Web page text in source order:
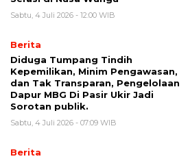
Sabtu, 4 Juli 2026 - 12:00 WIB
Berita
Diduga Tumpang Tindih
Kepemilikan, Minim Pengawasan,
dan Tak Transparan, Pengelolaan
Dapur MBG Di Pasir Ukir Jadi
Sorotan publik.
Sabtu, 4 Juli 2026 - 07:09 WIB
Berita